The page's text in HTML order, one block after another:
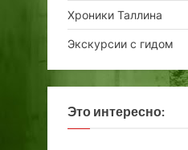
Хроники Таллина
Экскурсии с гидом
Это интересно: